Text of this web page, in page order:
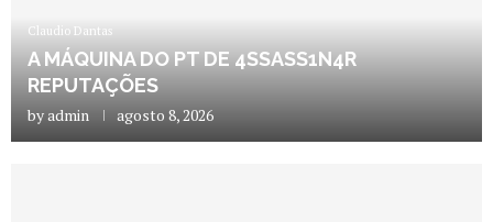
Claudio Dantas
A MÁQUINA DO PT DE 4SSASS1N4R
REPUTAÇÕES
byadmin agosto 8, 2026